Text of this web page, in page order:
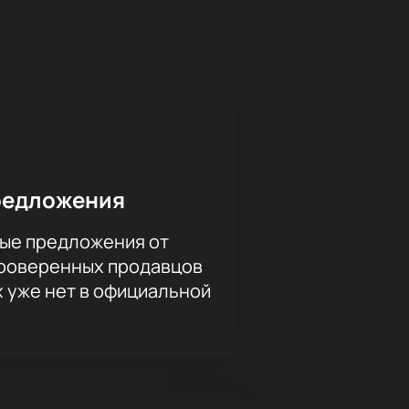
атмосферу
провести время с
покупку на потом
предложения от
продавцов
нет в официальной